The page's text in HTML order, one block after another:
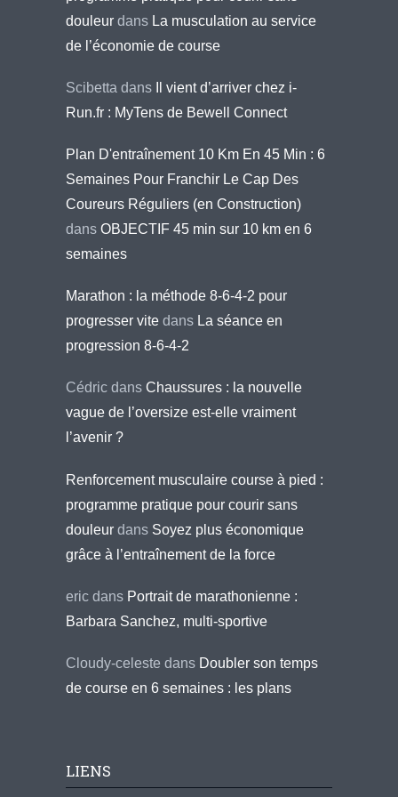
douleur dans La musculation au service
de l’économie de course
Scibetta dans
Il vient d’arriver chez i-
Run.fr : MyTens de Bewell Connect
Plan D'entraînement 10 Km En 45 Min : 6
Semaines Pour Franchir Le Cap Des
Coureurs Réguliers (en Construction)
dans OBJECTIF 45 min sur 10 km en 6
semaines
Marathon : la méthode 8-6-4-2 pour
progresser vite dans La séance en
progression 8-6-4-2
Cédric dans Chaussures : la nouvelle
vague de l’oversize est-elle vraiment
l’avenir ?
Renforcement musculaire course à pied :
programme pratique pour courir sans
douleur dans Soyez plus économique
grâce à l’entraînement de la force
eric dans Portrait de marathonienne :
Barbara Sanchez, multi-sportive
Cloudy-celeste dans Doubler son temps
de course en 6 semaines : les plans
LIENS